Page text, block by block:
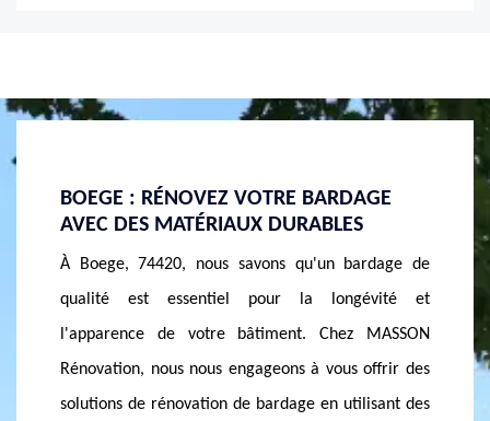
BOEGE : AMÉLIOREZ L'ESTHÉTIQUE DE
VOTRE MAISON AVEC UNE RÉNOVATION
DE BARDAGE
À Boege, embellir votre maison n'a jamais été aussi
accessible grâce à MASSON Rénovation, votre
expert en rénovation de bardage. Que vous habitiez
dans le 74420 ou dans ses environs, notre équipe
Chez
les